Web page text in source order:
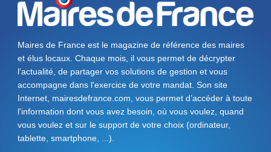
Maires de France est le magazine de référence des maires
et élus locaux. Chaque mois, il vous permet de décrypter
l'actualité, de partager vos solutions de gestion et vous
accompagne dans l'exercice de votre mandat. Son site
Internet, mairesdefrance.com, vous permet d’accéder à toute
l'information dont vous avez besoin, où vous voulez, quand
vous voulez et sur le support de votre choix (ordinateur,
tablette, smartphone, ...).